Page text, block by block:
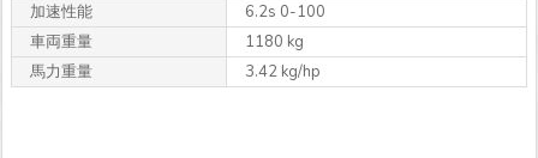
加速性能
6.2s 0-100
車両重量
1180 kg
馬力重量
3.42 kg/hp